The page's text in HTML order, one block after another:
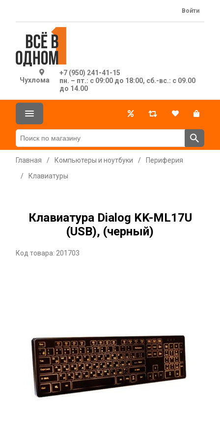
Чухлома
+7 (950) 241-41-15
пн. – пт.: с 09:00 до 18:00, сб.-вс.: с 09.00
до 14.00
Войти
Главная / Компьютеры и ноутбуки /
Периферия
/
Клавиатуры
Клавиатура Dialog KK-ML17U
(USB), (черный)
Код товара: 201703